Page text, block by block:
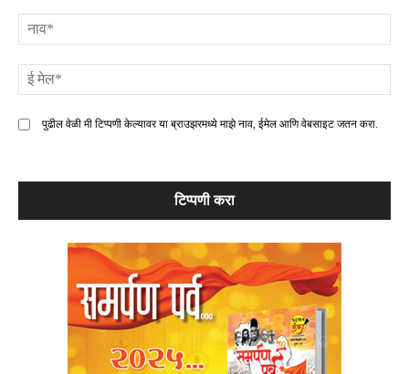
पुढील वेळी मी टिप्पणी केल्यावर या ब्राउझरमध्ये माझे नाव, ईमेल आणि वेबसाइट जतन करा.